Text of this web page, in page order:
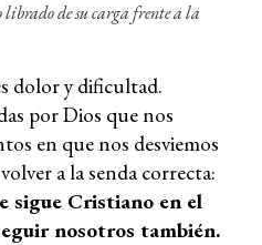
de su carga frente a la
dolor y dificultad.
por Dios que nos
en que nos desviemos
a la senda correcta:
sigue Cristiano en el
nosotros también.